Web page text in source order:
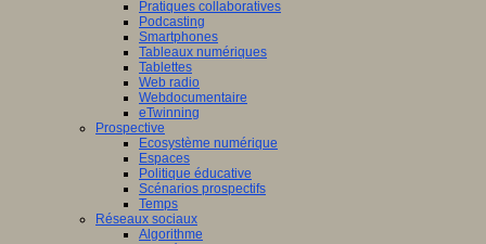
Pratiques collaboratives
Podcasting
Smartphones
Tableaux numériques
Tablettes
Web radio
Webdocumentaire
eTwinning
Prospective
Ecosystème numérique
Espaces
Politique éducative
Scénarios prospectifs
Temps
Réseaux sociaux
Algorithme